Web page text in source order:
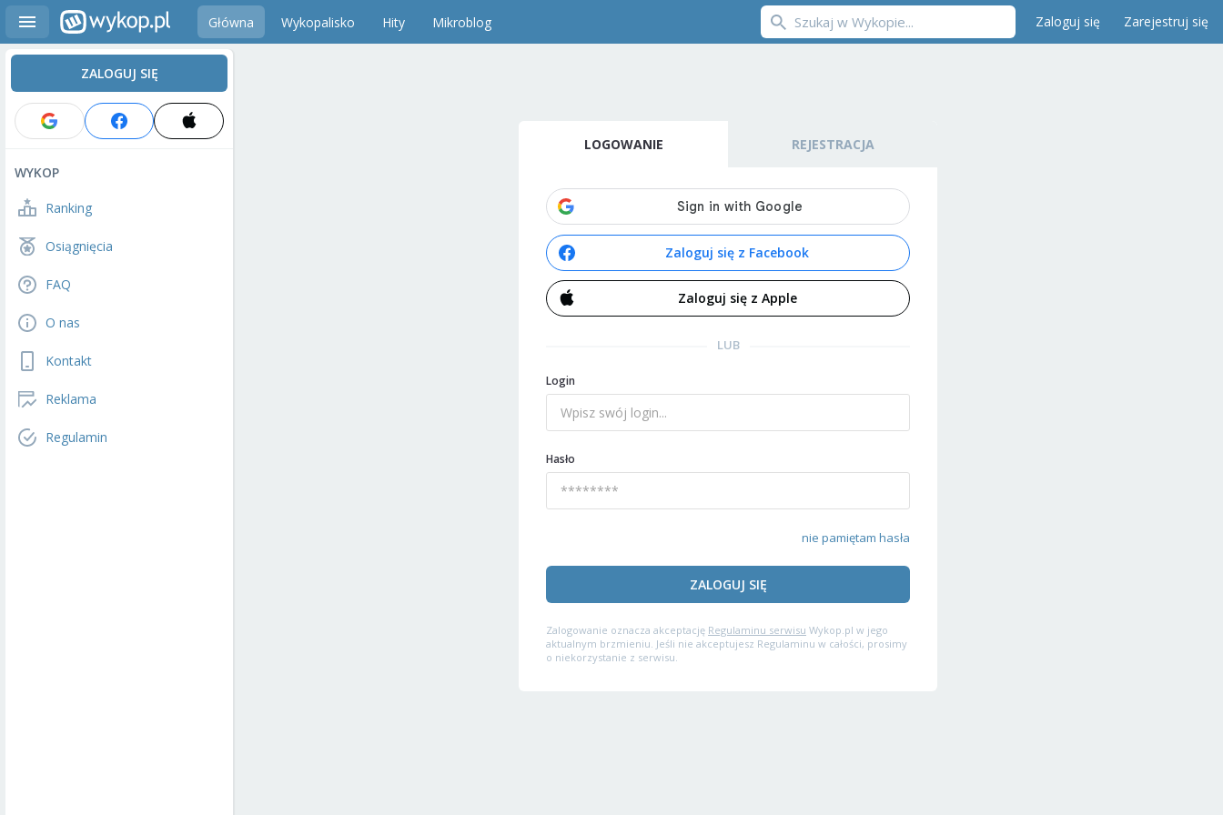
Główna Wykopalisko Hity Mikroblog Zaloguj się Zarejestruj się
ZALOGUJ SIĘ
WYKOP
Ranking
Osiągnięcia
FAQ
O nas
Kontakt
Reklama
Regulamin
LOGOWANIE REJESTRACJA
Zaloguj się z Facebook
Zaloguj się z Apple
LUB
Login
Hasło
nie pamiętam hasła
ZALOGUJ SIĘ
Zalogowanie oznacza akceptację Regulaminu serwisu Wykop.pl w jego
aktualnym brzmieniu. Jeśli nie akceptujesz Regulaminu w całości, prosimy
o niekorzystanie z serwisu.